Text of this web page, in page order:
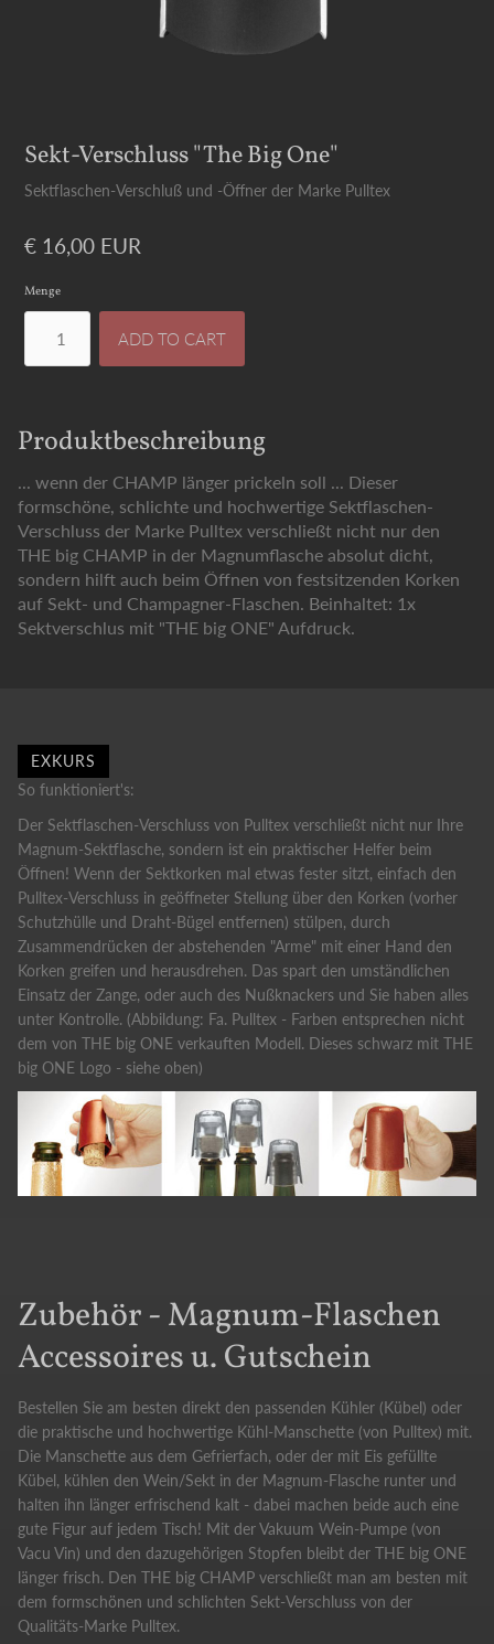
Sekt-Verschluss "The Big One"
Sektflaschen-Verschluß und -Öffner der Marke Pulltex
€ 16,00 EUR
Menge
Produktbeschreibung
... wenn der CHAMP länger prickeln soll ... Dieser
formschöne, schlichte und hochwertige Sektflaschen-
Verschluss der Marke Pulltex verschließt nicht nur den
THE big CHAMP in der Magnumflasche absolut dicht,
sondern hilft auch beim Öffnen von festsitzenden Korken
auf Sekt- und Champagner-Flaschen. Beinhaltet: 1x
Sektverschlus mit "THE big ONE" Aufdruck.
EXKURS
So funktioniert's:
Der Sektflaschen-Verschluss von Pulltex verschließt nicht nur Ihre
Magnum-Sektflasche, sondern ist ein praktischer Helfer beim
Öffnen! Wenn der Sektkorken mal etwas fester sitzt, einfach den
Pulltex-Verschluss in geöffneter Stellung über den Korken (vorher
Schutzhülle und Draht-Bügel entfernen) stülpen, durch
Zusammendrücken der abstehenden "Arme" mit einer Hand den
Korken greifen und herausdrehen. Das spart den umständlichen
Einsatz der Zange, oder auch des Nußknackers und Sie haben alles
unter Kontrolle. (Abbildung: Fa. Pulltex - Farben entsprechen nicht
dem von THE big ONE verkauften Modell. Dieses schwarz mit THE
big ONE Logo - siehe oben)
Zubehör - Magnum-Flaschen
Accessoires u. Gutschein
Bestellen Sie am besten direkt den passenden Kühler (Kübel) oder
die praktische und hochwertige Kühl-Manschette (von Pulltex) mit.
Die Manschette aus dem Gefrierfach, oder der mit Eis gefüllte
Kübel, kühlen den Wein/Sekt in der Magnum-Flasche runter und
halten ihn länger erfrischend kalt - dabei machen beide auch eine
gute Figur auf jedem Tisch! Mit der Vakuum Wein-Pumpe (von
Vacu Vin) und den dazugehörigen Stopfen bleibt der THE big ONE
länger frisch. Den THE big CHAMP verschließt man am besten mit
dem formschönen und schlichten Sekt-Verschluss von der
Qualitäts-Marke Pulltex.